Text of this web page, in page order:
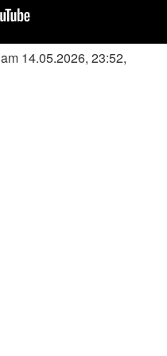
am 14.05.2026, 23:52,